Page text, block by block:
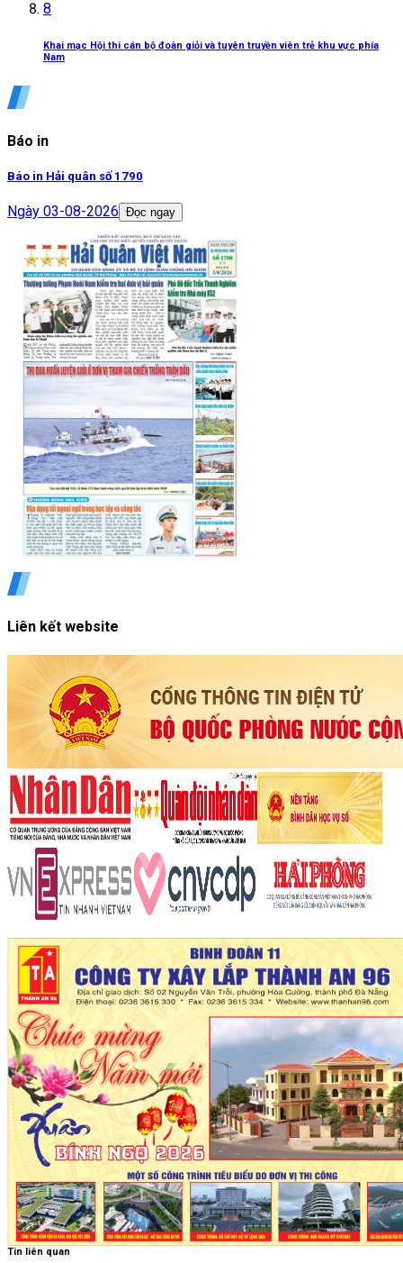
8
Khai mạc Hội thi cán bộ đoàn giỏi và tuyên truyền viên trẻ khu vực phía
Nam
Báo in
Báo in Hải quân số 1790
Ngày 03-08-2026 Đọc ngay
Liên kết website
Tin liên quan